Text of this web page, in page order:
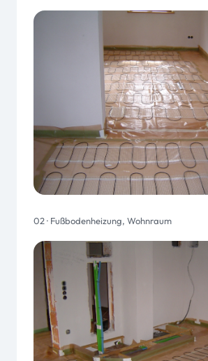
02 · Fußbodenheizung, Wohnraum